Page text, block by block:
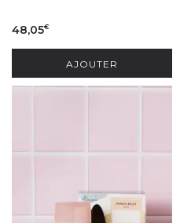
48,05€
AJOUTER